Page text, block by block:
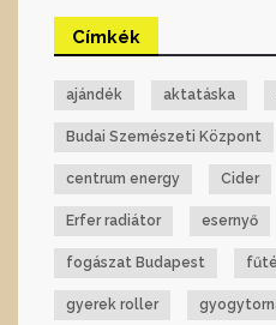
Címkék
ajándék aktatáska
Budai Szemészeti Központ
centrum energy Cider
Erfer radiátor esernyő
fogászat Budapest
gyerek roller